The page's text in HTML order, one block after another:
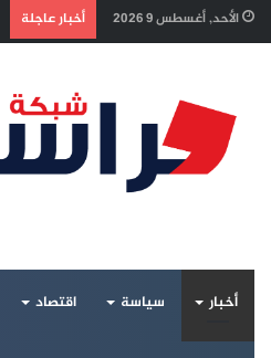
الأحد, أغسطس 9 2026 أخبار عاجلة
أخبار سياسة اقتصاد